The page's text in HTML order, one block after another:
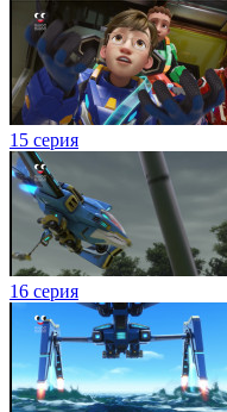
15 серия
16 серия